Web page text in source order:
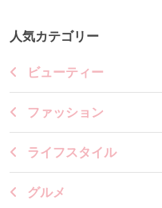
人気カテゴリー
ビューティー
ファッション
ライフスタイル
グルメ